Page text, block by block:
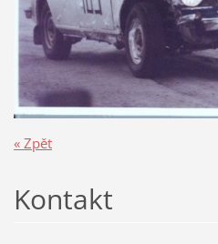
« Zpět
Kontakt